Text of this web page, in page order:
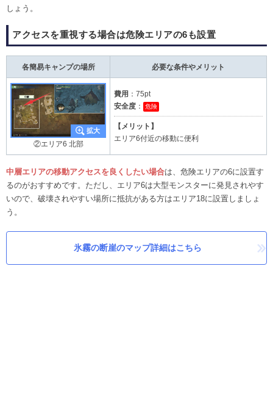
しょう。
アクセスを重視する場合は危険エリアの6も設置
各簡易キャンプの場所 必要な条件やメリット
②エリア6 北部
費用 ：75pt
安全度 ： 危険
【メリット】
エリア6付近の移動に便利
中層エリアの移動アクセスを良くしたい場合は、危険エリアの6に設置す
るのがおすすめです。ただし、エリア6は大型モンスターに発見されやす
いので、破壊されやすい場所に抵抗がある方はエリア18に設置しましょ
う。
氷霧の断崖のマップ詳細はこちら